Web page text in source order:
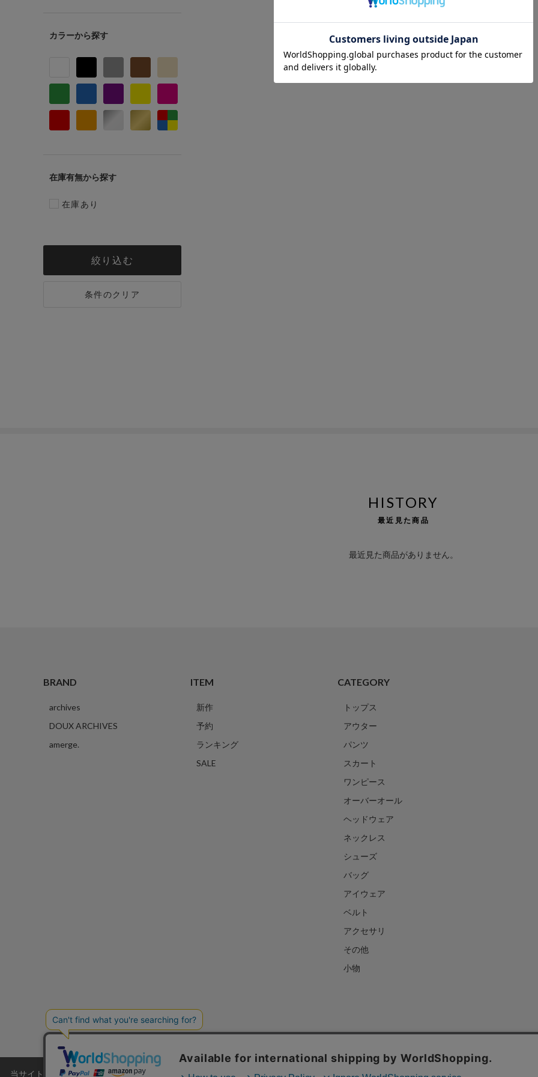
カラー
在庫有無
在庫あり
絞り込む
条件のクリア
HISTORY
最近見た商品
最近見た商品がありません。
BRAND
archives
DOUX ARCHIVES
amerge.
ITEM
新作
予約
ランキング
SALE
CATEGORY
トップス
アウター
パンツ
スカート
ワンピース
オーバーオール
ヘッドウェア
ネックレス
シューズ
バッグ
アイウェア
ベルト
アクセサリ
その他
小物
当サイトでは利用体験の向上およびコンテンツの最適な提供、トラフィックの分析を目的としてCookieを使用しています。